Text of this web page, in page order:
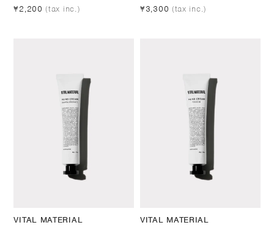
¥2,200 (tax inc.)
¥3,300 (tax inc.)
VITAL MATERIAL VITAL MATERIAL